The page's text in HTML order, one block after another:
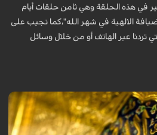
هذه الحلقة وهي ثامن حلقات أيام
الالهية في شهر الله"،كما نجيب على
تردنا عبر الهاتف أو من خلال وسائل